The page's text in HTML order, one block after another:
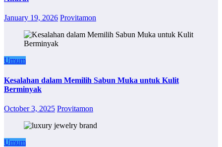
January 19, 2026 Provitamon
Umum
Kesalahan dalam Memilih Sabun Muka untuk Kulit
Berminyak
October 3, 2025 Provitamon
Umum